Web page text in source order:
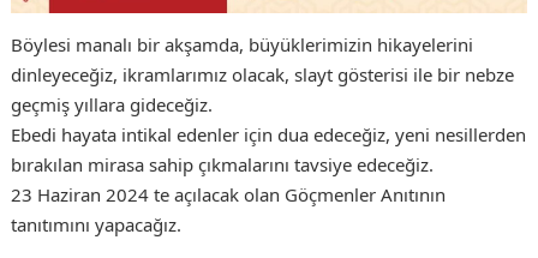
Böylesi manalı bir akşamda, büyüklerimizin hikayelerini
dinleyeceğiz, ikramlarımız olacak, slayt gösterisi ile bir nebze
geçmiş yıllara gideceğiz.
Ebedi hayata intikal edenler için dua edeceğiz, yeni nesillerden
bırakılan mirasa sahip çıkmalarını tavsiye edeceğiz.
23 Haziran 2024 te açılacak olan Göçmenler Anıtının
tanıtımını yapacağız.